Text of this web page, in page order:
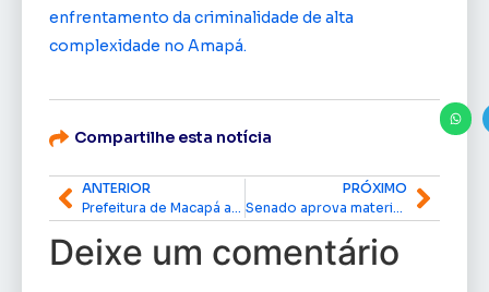
enfrentamento da criminalidade de alta
complexidade no Amapá.
Compartilhe esta notícia
ANTERIOR
Prefeitura de Macapá abre inscrições para cursos gratuitos de qualificação profissional
PRÓXIMO
Senado aprova material de campanha em braile para ampliar acessibilidade nas eleições
Deixe um comentário